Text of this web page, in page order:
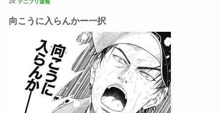
24: テニプリ速報
向こうに入らんかー一択